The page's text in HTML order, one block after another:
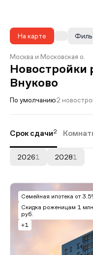
На карте
Москва и Московская о.
Новостройки
Внуково
По умолчанию2
Срок сдачи2
20261 20281
Семейная ипотека от
Скидка роженицам 1 млн
руб.
+1